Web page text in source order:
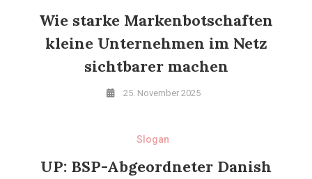
Wie starke Markenbotschaften
kleine Unternehmen im Netz
sichtbarer machen
25. November 2025
Slogan
UP: BSP-Abgeordneter Danish